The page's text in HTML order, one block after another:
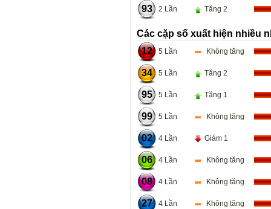
93 2 Lần Tăng 2
Các cặp số xuất hiện nhiều
12
5 Lần Không tăng
34 5 Lần Tăng 2
95 5 Lần Tăng 1
99 5 Lần Không tăng
02 4 Lần Giảm 1
06 4 Lần Không tăng
08 4 Lần Không tăng
27 4 Lần Không tăng